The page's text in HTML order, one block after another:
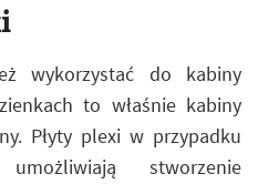
wykorzystać do kabiny
to właśnie kabiny
Płyty plexi w przypadku
stworzenie